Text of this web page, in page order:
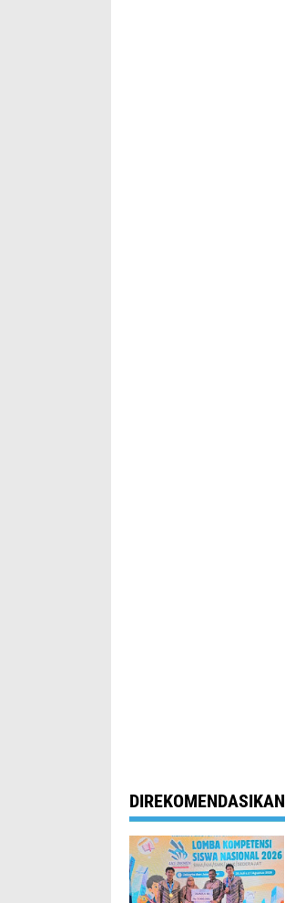
DIREKOMENDASIKAN